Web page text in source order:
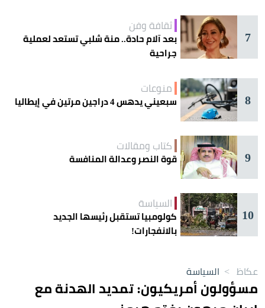
7
ثقافة وفن
بعد آلام حادة.. منة شلبي تستعد لعملية
جراحية
8
منوعات
سبعيني يدهس 4 دراجين مرتين في إيطاليا
9
كتاب ومقالات
قوة النصر وعدالة المنافسة
10
السياسة
كولومبيا تستقبل رئيسها الجديد
بالانفجارات!
عكاظ > السياسة
مسؤولون أمريكيون: تمديد الهدنة مع